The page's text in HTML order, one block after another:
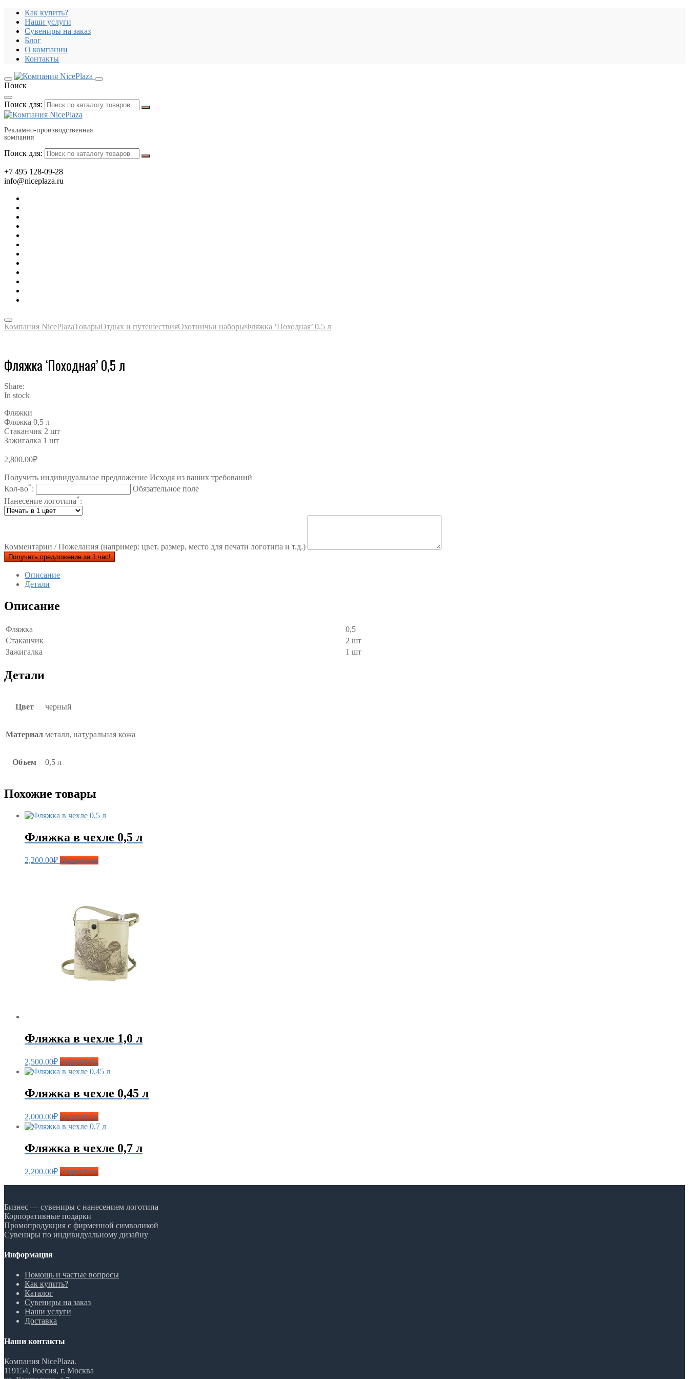
Как купить?
Наши услуги
Сувениры на заказ
Блог
О компании
Контакты
Поиск
Поиск для:
Рекламно-производственная
компания
Поиск для:
+7 495 128-09-28
info@niceplaza.ru
Компания NicePlazaТоварыОтдых и путешествияОхотничьи наборыФляжка ‘Походная’ 0,5 л
Фляжка ‘Походная’ 0,5 л
Share:
In stock
Фляжки
Фляжка 0,5 л
Стаканчик 2 шт
Зажигалка 1 шт
2,800.00₽
Получить индивидуальное предложение Исходя из ваших требований
Кол-во*:
Обязательное поле
Нанесение логотипа*:
Комментарии / Пожелания (например: цвет, размер, место для печати логотипа и т.д.)
Получить предложение за 1 час!
Описание
Детали
Описание
Фляжка
0,5
Стаканчик
2 шт
Зажигалка
1 шт
Детали
Цвет черный
Материал металл, натуральная кожа
Объем 0,5 л
Похожие товары
Фляжка в чехле 0,5 л
2,200.00₽ Подробнее
Фляжка в чехле 1,0 л
2,500.00₽ Подробнее
Фляжка в чехле 0,45 л
2,000.00₽ Подробнее
Фляжка в чехле 0,7 л
2,200.00₽ Подробнее
Бизнес — сувениры с нанесением логотипа
Корпоративные подарки
Промопродукция с фирменной символикой
Сувениры по индивидуальному дизайну
Информация
Помощь и частые вопросы
Как купить?
Каталог
Сувениры на заказ
Наши услуги
Доставка
Наши контакты
Компания NicePlaza.
119154, Россия, г. Москва